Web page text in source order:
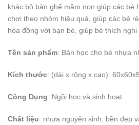
khác bộ bàn ghế mầm non giúp các bé
chơi theo nhóm hiệu quả, giúp các bé
hòa đồng với bạn bè, giúp bé thích nghi
Tên sản phẩm: Bàn học cho bé nhựa
Kích thước: (dài x rộng x cao):
Công Dụng: Ngồi học và sinh hoạt
Chất liệu: nhựa nguyên sinh, bền đẹp